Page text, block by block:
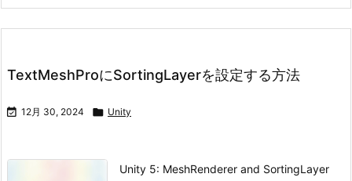
TextMeshProにSortingLayerを設定する方法
 12月 30, 2024  Unity
Unity 5: MeshRenderer and SortingLayer